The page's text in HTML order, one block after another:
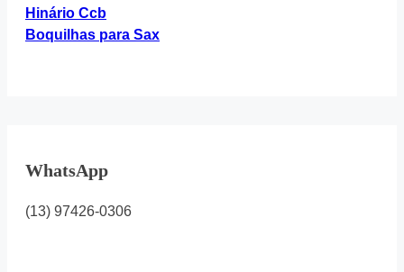
Hinário Ccb
Boquilhas para Sax
WhatsApp
(13) 97426-0306